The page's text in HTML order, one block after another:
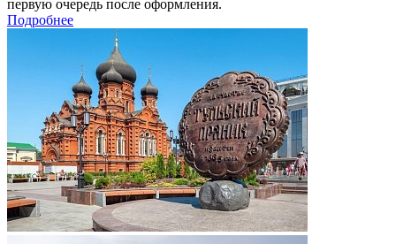
первую очередь после оформления.
Подробнее